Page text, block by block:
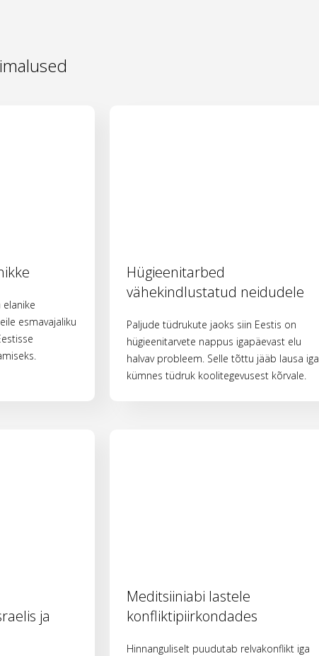
elanike
esmavajaliku
Hügieenitarbed
vähekindlustatud neidudele
Paljude tüdrukute jaoks siin Eestis on
hügieenitarvete nappus igapäevast elu
halvav probleem. Selle tõttu jääb lausa iga
kümnes tüdruk koolitegevusest kõrvale.
ja
Meditsiiniabi lastele
konfliktipiirkondades
Hinnanguliselt puudutab relvakonflikt iga